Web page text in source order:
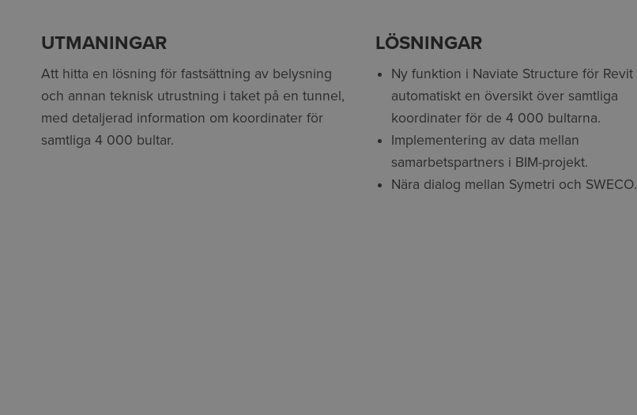
UTMANINGAR
Att hitta en lösning för fastsättning av belysning
och annan teknisk utrustning i taket på en tunnel,
med detaljerad information om koordinater för
samtliga 4 000 bultar.
LÖSNINGAR
Ny funktion i Naviate Structure för Revit
automatiskt en översikt över samtliga
koordinater för de 4 000 bultarna.
Implementering av data mellan
samarbetspartners i BIM-projekt.
Nära dialog mellan Symetri och SWECO.